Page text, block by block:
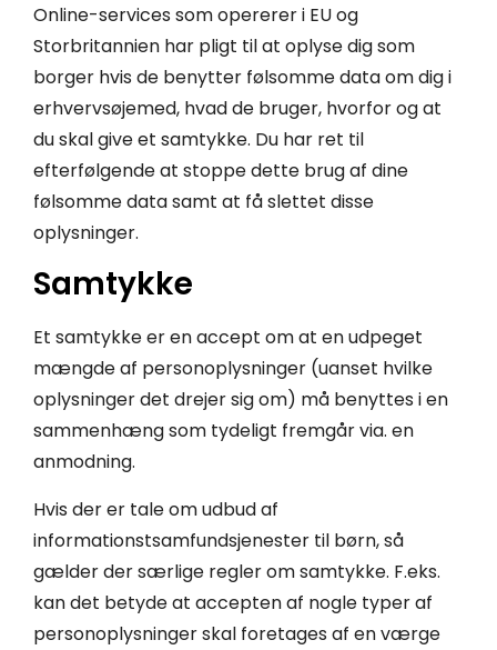
Online-services som opererer i EU og
Storbritannien har pligt til at oplyse dig som
borger hvis de benytter følsomme data om dig i
erhvervsøjemed, hvad de bruger, hvorfor og at
du skal give et samtykke. Du har ret til
efterfølgende at stoppe dette brug af dine
følsomme data samt at få slettet disse
oplysninger.
Samtykke
Et samtykke er en accept om at en udpeget
mængde af personoplysninger (uanset hvilke
oplysninger det drejer sig om) må benyttes i en
sammenhæng som tydeligt fremgår via. en
anmodning.
Hvis der er tale om udbud af
informationstsamfundsjenester til børn, så
gælder der særlige regler om samtykke. F.eks.
kan det betyde at accepten af nogle typer af
personoplysninger skal foretages af en værge